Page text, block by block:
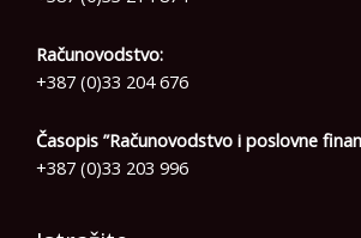
Računovodstvo:
+387 (0)33 204 676
Časopis ”Računovodstvo i poslovne
+387 (0)33 203 996